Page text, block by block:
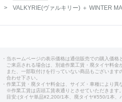
VALKYRIE(ヴァルキリー) ＋ WINTER
・当ホームページの表示価格は通信販売での購入価格
ご来店される場合は、別途作業工賃・廃タイヤ料金
また、一部取付けを行っていない商品もございま
合わせ下さい。
・作業工賃・廃タイヤ料金は、サイズ・車種により異
※作業工賃は店頭工賃表通りとさせていただきます。
目安:(タイヤ単品¥2,200/1本、廃タイヤ¥550/1本、